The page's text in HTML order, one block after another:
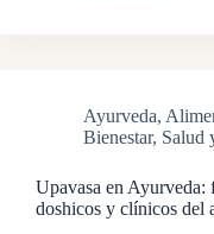
Ayurveda,
Bienestar, Salud
Upavasa en Ayurveda:
doshicos y clínicos del